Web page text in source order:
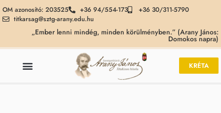
OM azonosító: 203525 +36 94/554-173
+36 30/311-5790
titkarsag@sztg-arany.edu.hu
„Ember lenni mindég, minden körülményben.” (Arany János:
Domokos napra)
KRÉTA